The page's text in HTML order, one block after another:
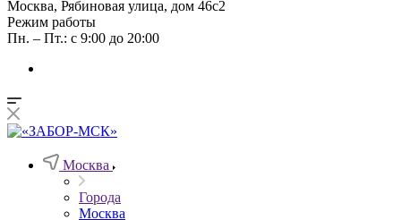
Москва, Рябиновая улица, дом 46с2
Режим работы
Пн. – Пт.: с 9:00 до 20:00
Москва
Города
Москва